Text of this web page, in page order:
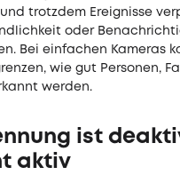
trotzdem Ereignisse
oder
Bei einfachen Kameras
wie gut Personen,
werden.
ist
aktiv